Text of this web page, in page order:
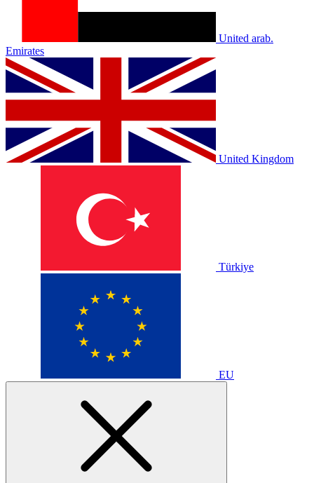
United arab.
Emirates
United Kingdom
Türkiye
EU